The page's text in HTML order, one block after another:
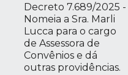
Decreto 7.689/2025 -
Nomeia a Sra. Marli
Lucca para o cargo
de Assessora de
Convênios e dá
outras providências.